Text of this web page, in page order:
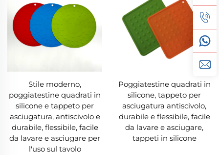
Stile moderno,
poggiatestine quadrati in
silicone e tappeto per
asciugatura, antiscivolo e
durabile, flessibile, facile
da lavare e asciugare per
l'uso sul tavolo
Poggiatestine quadrati in
silicone, tappeto per
asciugatura antiscivolo,
durabile e flessibile, facile
da lavare e asciugare,
tappeti in silicone